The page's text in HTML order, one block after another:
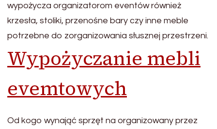
wypożycza organizatorom eventów również
krzesła, stoliki, przenośne bary czy inne meble
potrzebne do zorganizowania słusznej przestrzeni.
Wypożyczanie mebli
evemtowych
Od kogo wynająć sprzęt na organizowany przez